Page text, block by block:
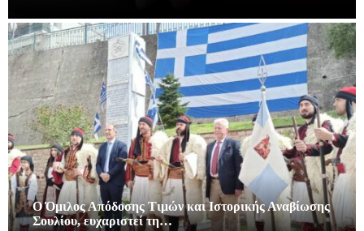
Ο Όμιλος Απόδοσης Τιμών και Ιστορικής Αναβίωσης
Σουλίου, ευχαριστεί τη…